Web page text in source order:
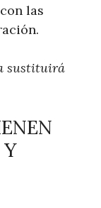
las
sustituirá